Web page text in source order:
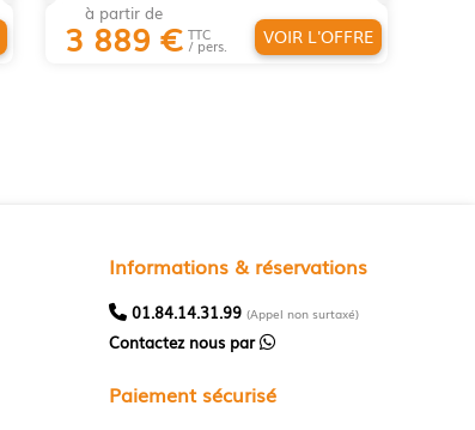
à partir de
3 889 € TTC
/ pers. VOIR L'OFFRE
Informations & réservations
01.84.14.31.99 (Appel non surtaxé)
Contactez nous par
Paiement sécurisé